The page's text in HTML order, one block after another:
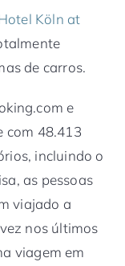
Köln at
de carros.
e
com 48.413
incluindo o
as pessoas
viajado a
nos últimos
viagem em